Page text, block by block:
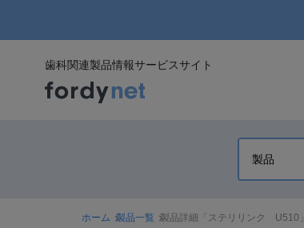
歯科関連製品情報サービスサイト
ホーム 製品一覧 製品詳細「ステリリンク U510」